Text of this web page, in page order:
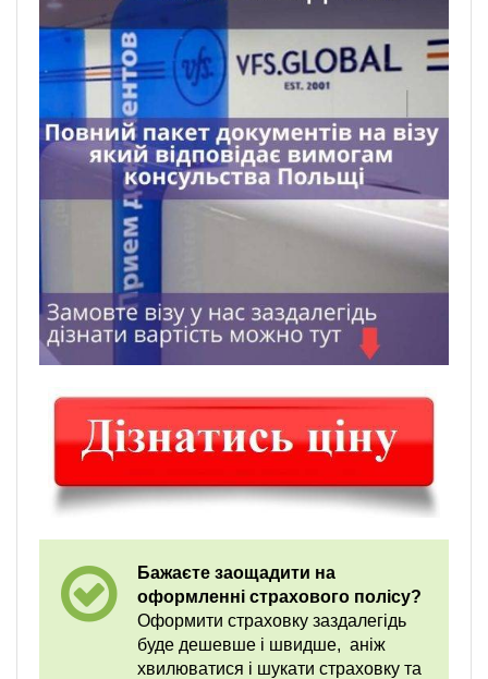
Бажаєте заощадити на
оформленні страхового полісу?
Оформити страховку заздалегідь
буде дешевше і швидше, аніж
хвилюватися і шукати страховку та